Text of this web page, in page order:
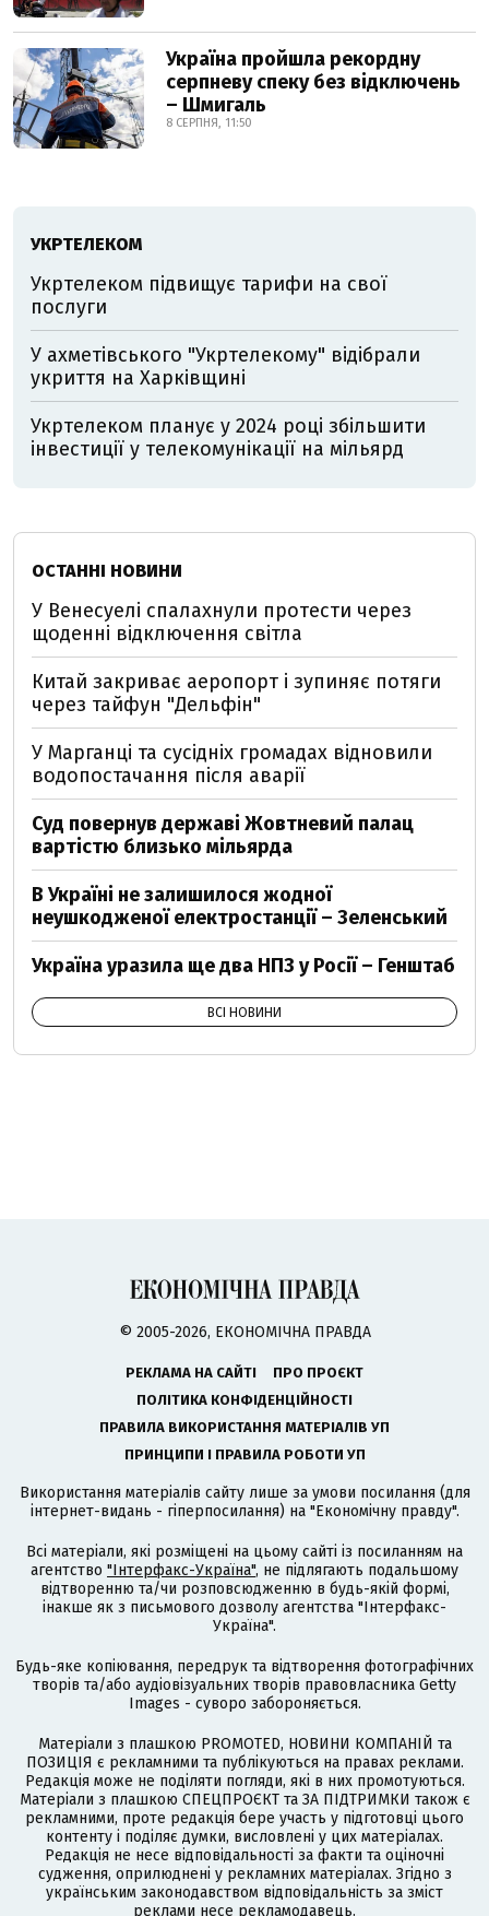
Україна пройшла рекордну
серпневу спеку без відключень
– Шмигаль
8 СЕРПНЯ, 11:50
УКРТЕЛЕКОМ
Укртелеком підвищує тарифи на свої
послуги
У ахметівського "Укртелекому" відібрали
укриття на Харківщині
Укртелеком планує у 2024 році збільшити
інвестиції у телекомунікації на мільярд
ОСТАННІ НОВИНИ
У Венесуелі спалахнули протести через
щоденні відключення світла
Китай закриває аеропорт і зупиняє потяги
через тайфун "Дельфін"
У Марганці та сусідніх громадах відновили
водопостачання після аварії
Суд повернув державі Жовтневий палац
вартістю близько мільярда
В Україні не залишилося жодної
неушкодженої електростанції – Зеленський
Україна уразила ще два НПЗ у Росії – Генштаб
ВСІ НОВИНИ
© 2005-2026, ЕКОНОМІЧНА ПРАВДА
РЕКЛАМА НА САЙТІ
ПРО ПРОЄКТ
ПОЛІТИКА КОНФІДЕНЦІЙНОСТІ
ПРАВИЛА ВИКОРИСТАННЯ МАТЕРІАЛІВ УП
ПРИНЦИПИ І ПРАВИЛА РОБОТИ УП
Використання матеріалів сайту лише за умови посилання (для
інтернет-видань - гіперпосилання) на "Економічну правду".
Всі матеріали, які розміщені на цьому сайті із посиланням на
агентство "Інтерфакс-Україна", не підлягають подальшому
відтворенню та/чи розповсюдженню в будь-якій формі,
інакше як з письмового дозволу агентства "Інтерфакс-
Україна".
Будь-яке копіювання, передрук та відтворення фотографічних
творів та/або аудіовізуальних творів правовласника Getty
Images - суворо забороняється.
Матеріали з плашкою PROMOTED, НОВИНИ КОМПАНІЙ та
ПОЗИЦІЯ є рекламними та публікуються на правах реклами.
Редакція може не поділяти погляди, які в них промотуються.
Матеріали з плашкою СПЕЦПРОЄКТ та ЗА ПІДТРИМКИ також є
рекламними, проте редакція бере участь у підготовці цього
контенту і поділяє думки, висловлені у цих матеріалах.
Редакція не несе відповідальності за факти та оціночні
судження, оприлюднені у рекламних матеріалах. Згідно з
українським законодавством відповідальність за зміст
реклами несе рекламодавець.